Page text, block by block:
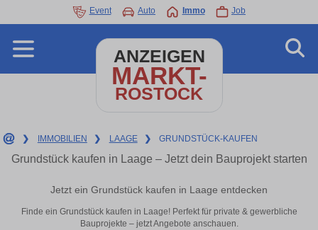
Event Auto Immo Job
ANZEIGEN
MARKT-
ROSTOCK
❯ IMMOBILIEN ❯ LAAGE ❯ GRUNDSTÜCK-KAUFEN
Grundstück kaufen in Laage – Jetzt dein Bauprojekt starten
Jetzt ein Grundstück kaufen in Laage entdecken
Finde ein Grundstück kaufen in Laage! Perfekt für private & gewerbliche
Bauprojekte – jetzt Angebote anschauen.